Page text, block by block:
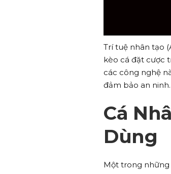
Trí tuệ nhân tạo
kèo cá đặt cược
các công nghệ
đảm bảo an ninh.
Cá
Dùng
Một trong những